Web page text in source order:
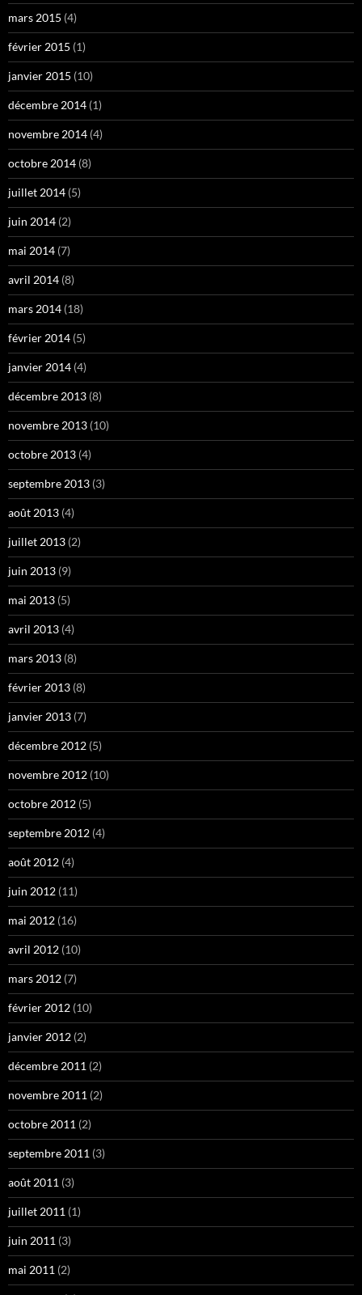
mars 2015 (4)
février 2015 (1)
janvier 2015 (10)
décembre 2014 (1)
novembre 2014 (4)
octobre 2014 (8)
juillet 2014 (5)
juin 2014 (2)
mai 2014 (7)
avril 2014 (8)
mars 2014 (18)
février 2014 (5)
janvier 2014 (4)
décembre 2013 (8)
novembre 2013 (10)
octobre 2013 (4)
septembre 2013 (3)
août 2013 (4)
juillet 2013 (2)
juin 2013 (9)
mai 2013 (5)
avril 2013 (4)
mars 2013 (8)
février 2013 (8)
janvier 2013 (7)
décembre 2012 (5)
novembre 2012 (10)
octobre 2012 (5)
septembre 2012 (4)
août 2012 (4)
juin 2012 (11)
mai 2012 (16)
avril 2012 (10)
mars 2012 (7)
février 2012 (10)
janvier 2012 (2)
décembre 2011 (2)
novembre 2011 (2)
octobre 2011 (2)
septembre 2011 (3)
août 2011 (3)
juillet 2011 (1)
juin 2011 (3)
mai 2011 (2)